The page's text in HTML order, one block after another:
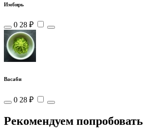
Имбирь
0 28 ₽
Васаби
0 28 ₽
Рекомендуем попробовать